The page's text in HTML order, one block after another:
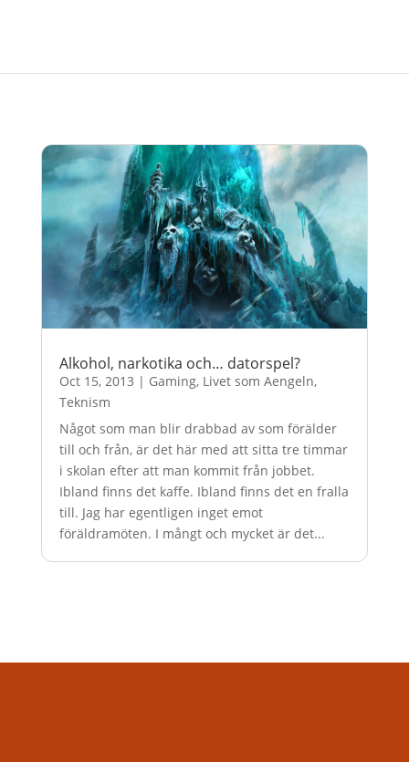
Alkohol, narkotika och… datorspel?
Oct 15, 2013 | Gaming, Livet som Aengeln,
Teknism
Något som man blir drabbad av som förälder
till och från, är det här med att sitta tre timmar
i skolan efter att man kommit från jobbet.
Ibland finns det kaffe. Ibland finns det en fralla
till. Jag har egentligen inget emot
föräldramöten. I mångt och mycket är det...